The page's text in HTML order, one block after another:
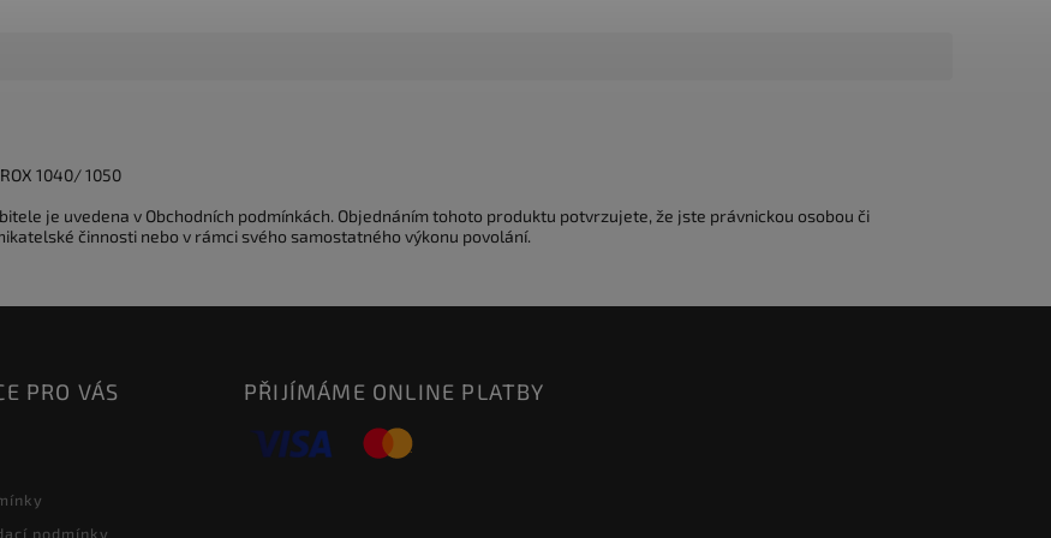
1040/ 1050
je uvedena v Obchodních podmínkách. Objednáním tohoto produktu potvrzujete, že jste právnickou osobou či
činnosti nebo v rámci svého samostatného výkonu povolání.
PRO VÁS
podmínky
PŘIJÍMÁME ONLINE PLATBY